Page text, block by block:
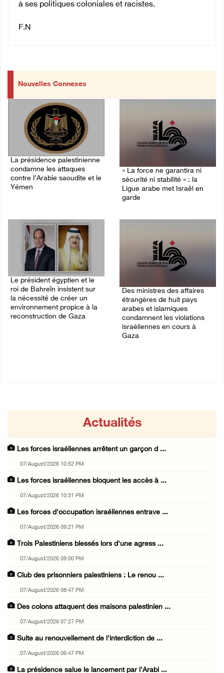
à ses politiques coloniales et racistes.
F.N
Nouvelles Connexes
La présidence palestinienne
condamne les attaques
contre l’Arabie saoudite et le
Yémen
« La force ne garantira ni
sécurité ni stabilité » : la
Ligue arabe met Israël en
garde
Le président égyptien et le
roi de Bahreïn insistent sur
la nécessité de créer un
environnement propice à la
reconstruction de Gaza
Des ministres des affaires
étrangères de huit pays
arabes et islamiques
condamnent les violations
israéliennes en cours à
Gaza
Actualités
Les forces israéliennes arrêtent un garçon d ...
07/August/2026 10:52 PM
Les forces israéliennes bloquent les accès à ...
07/August/2026 10:31 PM
Les forces d'occupation israéliennes entrave ...
07/August/2026 09:21 PM
Trois Palestiniens blessés lors d'une agress ...
07/August/2026 09:00 PM
Club des prisonniers palestiniens : Le renou ...
07/August/2026 08:47 PM
Des colons attaquent des maisons palestinien ...
07/August/2026 07:27 PM
Suite au renouvellement de l'interdiction de ...
07/August/2026 06:47 PM
La présidence salue le lancement par l'Arabi ...